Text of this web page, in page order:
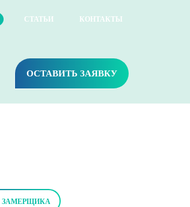
СТАТЬИ КОНТАКТЫ
ОСТАВИТЬ ЗАЯВКУ
ЗАМЕРЩИКА